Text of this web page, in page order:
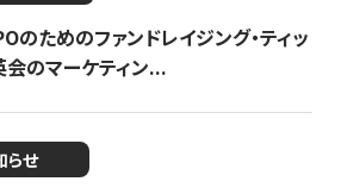
のためのファンドレイジング・ティッ
のマーケティン...
らせ